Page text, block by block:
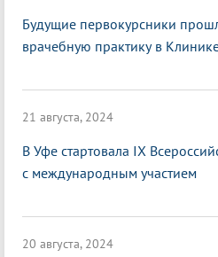
Будущие первокурсники
врачебную практику в
21 августа, 2024
В Уфе стартовала IX
с международным участием
20 августа, 2024